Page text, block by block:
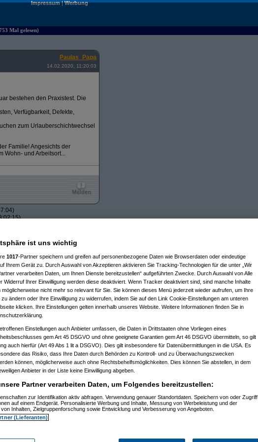
Impressum|Werbung
Mal gelesen)
Paulas_Papa
14.02.2020, 11:20:03
bestehen den Praxistest. Die
Verfügbarkeit, Defekte,
zum Urlauberschichtwechsel
Familie! Angesichts der
Wohn- und Arbeitsort...
16:03:19)
16:07:17)
16:04:56)
16:10:05)
16:11:10)
16:14:24)
13:07:37)
13:10:58)
13:14:43)
13:30:09)
13:52:16)
14.02.2020, 13:55:18)
am 14.02.2020, 13:59:11)
am 14.02.2020, 14:03:03)
am 14.02.2020, 14:10:02)
am 14.02.2020, 14:22:04)
Lazy Jones
am 14.02.2020, 14:31:54)
(User587913 am 14.02.2020, 14:35:24)
(Lazy Jonesam 14.02.2020, 14:38:45)
(raiunoam 14.02.2020, 14:35:08)
(Lazy Jonesam 14.02.2020, 14:52:56)
(Paulas_Papa
am 14.02.2020, 14:13:22)
ist uns wichtig
1017-Partner speichern und greifen auf personenbezogene Daten wie Browserdaten oder eindeutige
Ihrem Gerät zu. Durch Auswahl von Akzeptieren aktivieren Sie Tracking-Technologien für die unter „Wir
verarbeiten Daten, um Ihnen Dienste bereitzustellen“ aufgeführten Zwecke. Durch Auswahl von Alle
Widerruf Ihrer Einwilligung werden diese deaktiviert. Wenn Tracker deaktiviert sind, sind manche Inhalte
möglicherweise nicht mehr so relevant für Sie. Sie können dieses Menü jederzeit wieder aufrufen, um Ihre
zu ändern oder Ihre Einwilligung zu widerrufen, indem Sie auf den Link Cookie-Einstellungen am unteren
klicken. Ihre Einstellungen gelten innerhalb unseres Website. Weitere Informationen finden Sie in
Einstellungen auch Anbieter umfassen, die Daten in Drittstaaten ohne Vorliegen eines
gem Art 45 DSGVO und ohne geeignete Garantien gem Art 46 DSGVO übermitteln, so gilt
auch hierfür (Art 49 Abs 1 lit a DSGVO). Dies gilt insbesondere für Datenübermittlungen in die USA. Es
das Risiko, dass Ihre Daten durch Behörden zu Kontroll- und zu Überwachungszwecken
können, möglicherweise auch ohne Rechtsbehelfsmöglichkeiten. Dies können Sie abstellen, in dem
Anbieter in der Liste keine Einwilligung abgeben.
Partner verarbeiten Daten, um Folgendes bereitzustellen:
zur Identifikation aktiv abfragen. Verwendung genauer Standortdaten. Speichern von oder Zugriff
auf einem Endgerät. Personalisierte Werbung und Inhalte, Messung von Werbeleistung und der
Inhalten, Zielgruppenforschung sowie Entwicklung und Verbesserung von Angeboten.
(Lieferanten)